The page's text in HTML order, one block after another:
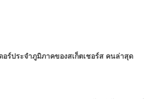
ร์ประจำภูมิภาคของสเก็ตเชอร์ส คนล่าสุด